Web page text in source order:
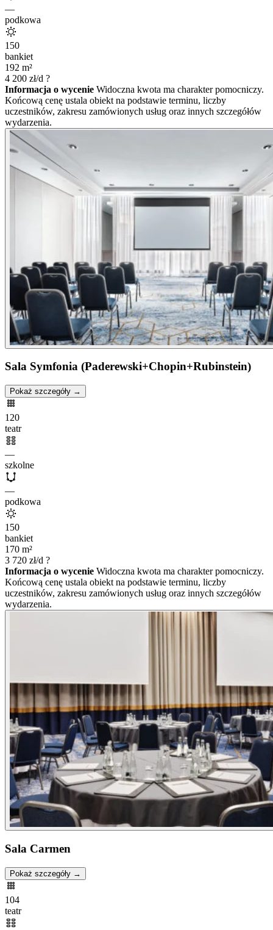
—
podkowa
150
bankiet
192 m²
4 200 zł/d ?
Informacja o wycenie Widoczna kwota ma charakter pomocniczy.
Końcową cenę ustala obiekt na podstawie terminu, liczby
uczestników, zakresu zamówionych usług oraz innych szczegółów
wydarzenia.
Sala Symfonia (Paderewski+Chopin+Rubinstein)
Pokaż szczegóły →
120
teatr
—
szkolne
—
podkowa
150
bankiet
170 m²
3 720 zł/d ?
Informacja o wycenie Widoczna kwota ma charakter pomocniczy.
Końcową cenę ustala obiekt na podstawie terminu, liczby
uczestników, zakresu zamówionych usług oraz innych szczegółów
wydarzenia.
Sala Carmen
Pokaż szczegóły →
104
teatr